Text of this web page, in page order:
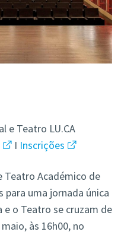
e Teatro LU.CA
I Inscrições
Teatro Académico de
para uma jornada única
e o Teatro se cruzam de
às 16h00, no